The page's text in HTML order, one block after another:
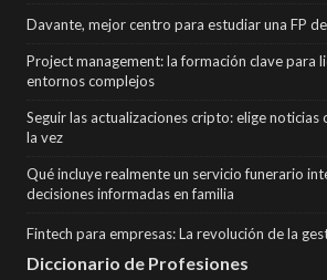
Davante, mejor centro para estudiar una FP
Project management: la formación clave para
entornos complejos
Seguir las actualizaciones cripto: elige noticias
la vez
Qué incluye realmente un servicio funerario
decisiones informadas en familia
Fintech para empresas: La revolución de la
Diccionario de Profesiones